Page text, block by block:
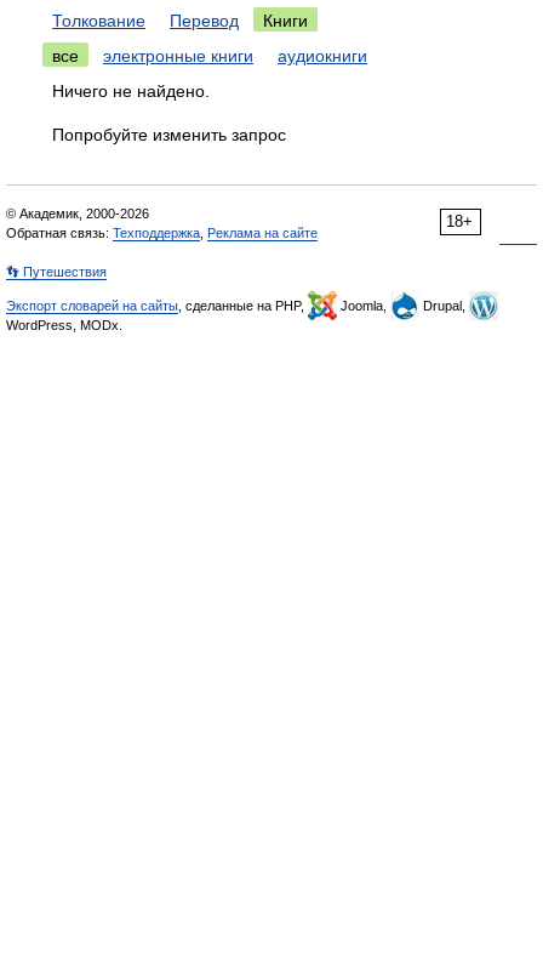
Толкование Перевод
Книги
все
электронные книги
аудиокниги
Ничего не найдено.
Попробуйте изменить запрос
18+
© Академик, 2000-2026
Обратная связь: Техподдержка Реклама на сайте
👣 Путешествия
Экспорт словарей на сайты , сделанные на PHP, Joomla,
Drupal,
WordPress, MODx.